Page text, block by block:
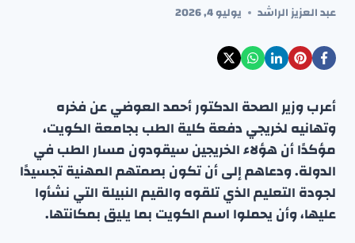
عبد العزيز الراشد يوليو 4, 2026
أعرب وزير الصحة الدكتور أحمد العوضي عن فخره
وتهانيه لخريجي دفعة كلية الطب بجامعة الكويت،
مؤكدًا أن هؤلاء الخريجين سيقودون مسار الطب في
الدولة. ودعاهم إلى أن تكون بصمتهم المهنية تجسيدًا
لجودة التعليم الذي تلقوه والقيم النبيلة التي نشأوا
عليها، وأن يحملوا اسم الكويت بما يليق بمكانتها.